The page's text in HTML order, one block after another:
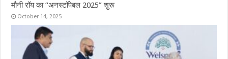
मौनी रॉय का “अनस्टॉपेबल 2025” शुरू
October 14, 2025